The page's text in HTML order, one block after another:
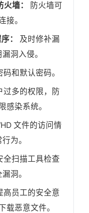
墙：
防火墙可
接。
：
及时修补漏
洞入侵。
和默认密码。
过多的权限，防
感染系统。
文件的访问情
为。
全扫描工具检查
洞。
高员工的安全意
载恶意文件。